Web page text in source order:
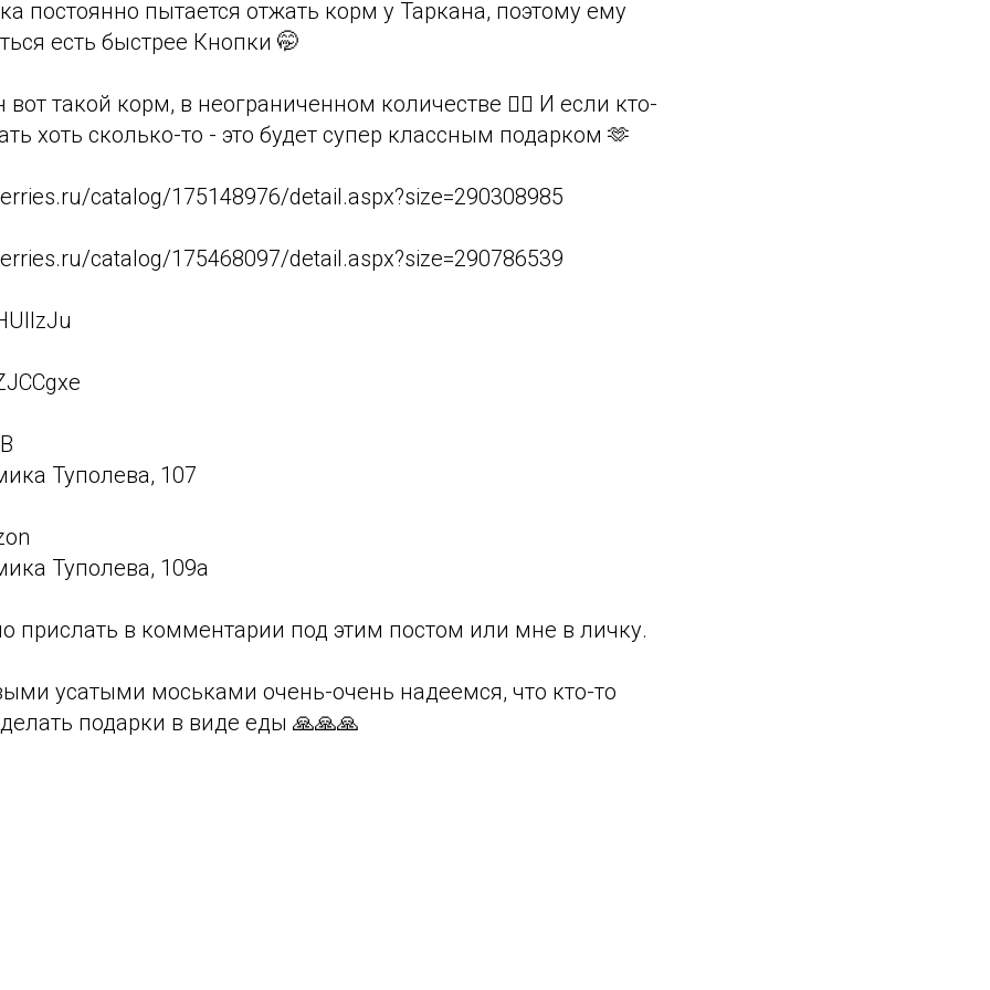
постоянно пытается отжать корм у Таркана, поэтому ему
есть быстрее Кнопки 🤭
такой корм, в неограниченном количестве 🤦‍♀ И если кто-
хоть сколько-то - это будет супер классным подарком 🫶
catalog/175148976/detail.aspx?size=290308985
catalog/175468097/detail.aspx?size=290786539
Туполева, 107
Туполева, 109a
прислать в комментарии под этим постом или мне в личку.
усатыми моськами очень-очень надеемся, что кто-то
подарки в виде еды 🙏🙏🙏